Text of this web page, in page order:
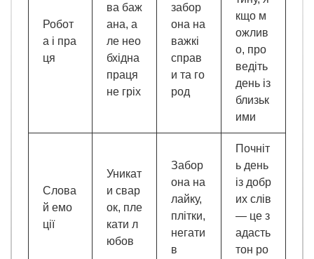
Робот
а і пра
ця
ва баж
ана, а
ле нео
бхідна
праця
не гріх
забор
она на
важкі
справ
и та го
род
кщо м
ожлив
о, про
ведіть
день із
близьк
ими
Слова
й емо
ції
Уникат
и свар
ок, пле
кати л
юбов
Забор
она на
лайку,
плітки,
негати
в
Почніт
ь день
із добр
их слів
— це з
адасть
тон ро